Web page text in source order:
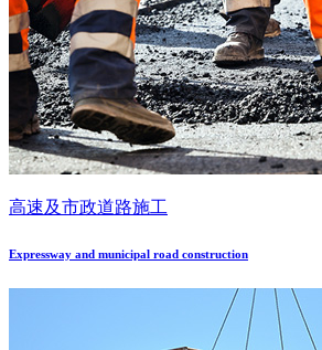
高速及市政道路施工
Expressway and municipal road construction